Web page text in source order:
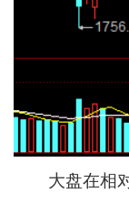
大盘在相对